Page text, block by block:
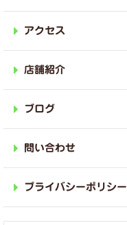
アクセス
店舗紹介
ブログ
問い合わせ
プライバシーポリシー